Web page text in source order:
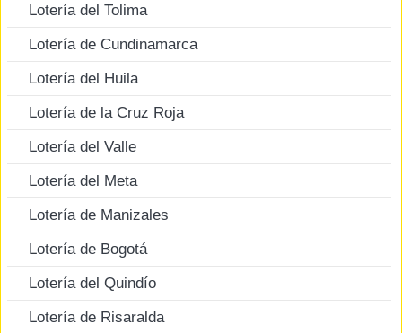
Lotería del Tolima
Lotería de Cundinamarca
Lotería del Huila
Lotería de la Cruz Roja
Lotería del Valle
Lotería del Meta
Lotería de Manizales
Lotería de Bogotá
Lotería del Quindío
Lotería de Risaralda